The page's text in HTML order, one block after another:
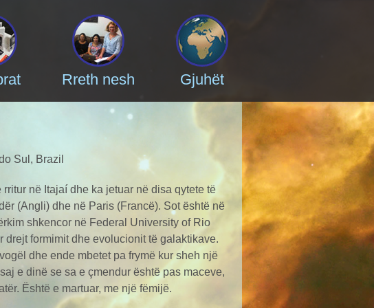
Rreth nesh Gjuhët
Sul, Brazil
në Itajaí dhe ka jetuar në disa qytete të
(Angli) dhe në Paris (Francë). Sot është në
shkencor në Federal University of Rio
drejt formimit dhe evolucionit të galaktikave.
dhe ende mbetet pa frymë kur sheh një
e dinë se sa e çmendur është pas maceve,
Është e martuar, me një fëmijë.